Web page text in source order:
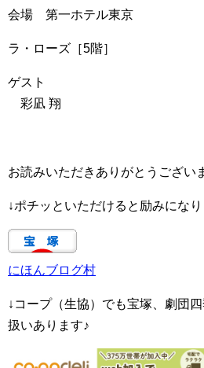
会場 第一ホテル東京
ラ・ローズ［5階］
ゲスト
彩凪 翔
お読みいただきありがとうござい
↓ポチッといただけると励みにな
にほんブログ村
↓コープ（生協）でも宝塚、劇団
扱いあります♪